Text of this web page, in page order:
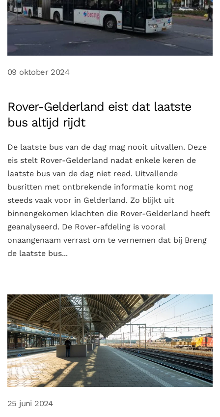
09 oktober 2024
Rover-Gelderland eist dat laatste
bus altijd rijdt
De laatste bus van de dag mag nooit uitvallen. Deze
eis stelt Rover-Gelderland nadat enkele keren de
laatste bus van de dag niet reed. Uitvallende
busritten met ontbrekende informatie komt nog
steeds vaak voor in Gelderland. Zo blijkt uit
binnengekomen klachten die Rover-Gelderland heeft
geanalyseerd. De Rover-afdeling is vooral
onaangenaam verrast om te vernemen dat bij Breng
de laatste bus...
25 juni 2024